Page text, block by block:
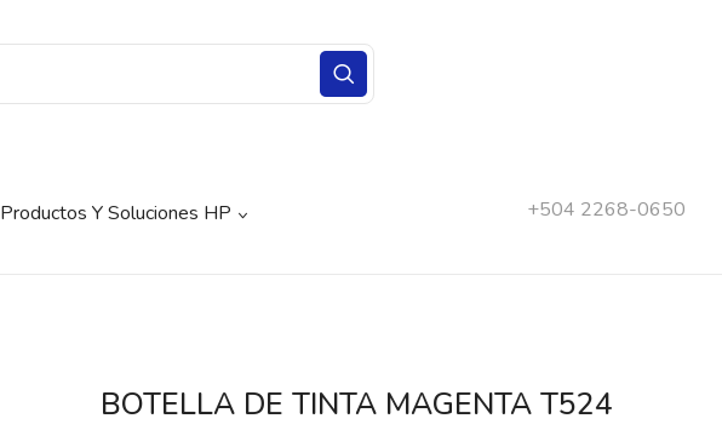
Productos Y Soluciones HP
+504 2268-0650
BOTELLA DE TINTA MAGENTA T524